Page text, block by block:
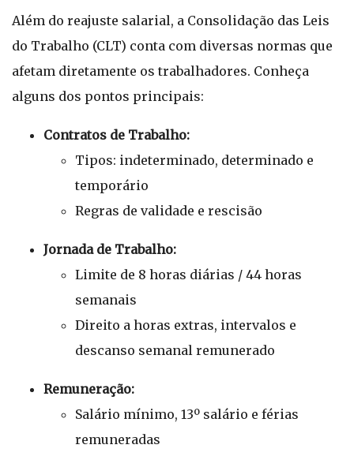
Além do reajuste salarial, a Consolidação das Leis
do Trabalho (CLT) conta com diversas normas que
afetam diretamente os trabalhadores. Conheça
alguns dos pontos principais:
Contratos de Trabalho:
Tipos: indeterminado, determinado e
temporário
Regras de validade e rescisão
Jornada de Trabalho:
Limite de 8 horas diárias / 44 horas
semanais
Direito a horas extras, intervalos e
descanso semanal remunerado
Remuneração:
Salário mínimo, 13º salário e férias
remuneradas